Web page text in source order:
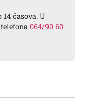
časova. U
064/90 60